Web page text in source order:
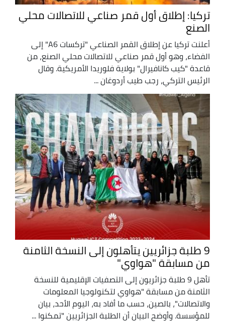
تركيا: إطلاق أول قمر صناعي للاتصالات محلي
الصنع
أعلنت تركيا عن إطلاق القمر الصناعي "تركسات A6" إلى
الفضاء، وهو أول قمر صناعي للاتصالات محلي الصنع، من
قاعدة "كيب كانافيرال" بولاية فلوريدا الأمريكية. وقال
الرئيس التركي، رجب طيب أردوغان ...
9 طلبة جزائريين يتأهلون إلى النسخة الثامنة
من مسابقة "هواوي"
تأهل 9 طلبة جزائريون إلى التصفيات الإقليمية للنسخة
الثامنة من مسابقة "هواوي لتكنولوجيا المعلومات
والاتصالات"، بالصين، حسب ما أفاد به، اليوم الأحد، بيان
للمؤسسة. وأوضح البيان أن الطلبة الجزائريين "تمكنوا ...